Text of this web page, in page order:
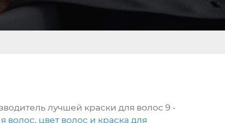
лучшей краски для волос 9 -
волос, цвет волос и краска для